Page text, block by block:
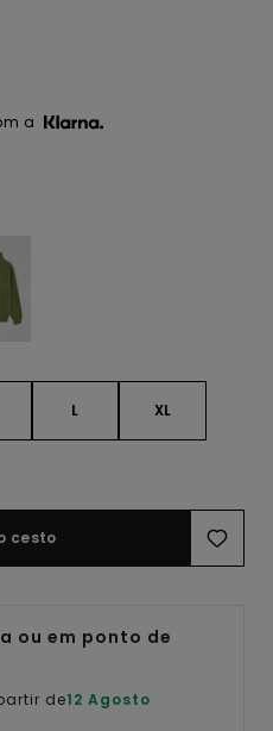
a
L XL
cesto
ou em ponto de
de12 Agosto